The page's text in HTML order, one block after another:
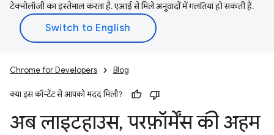
टेक्नोलॉजी का इस्तेमाल करता है. एआई से मिले अनुवादों में गलतियां हो सकती हैं.
Chrome for Developers Blog
क्या इस कॉन्टेंट से आपको मदद मिली?
अब लाइटहाउस, परफ़ॉर्मेंस की अहम